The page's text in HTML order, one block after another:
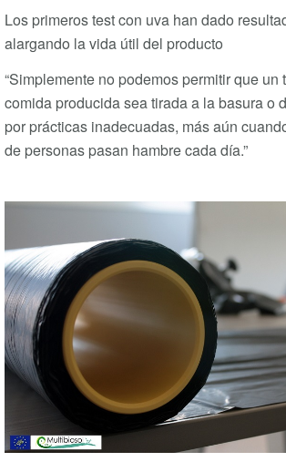
Los primeros test con uva han dado
alargando la vida útil del producto
“Simplemente no podemos permitir que un
comida producida sea tirada a la basura o
por prácticas inadecuadas, más aún
de personas pasan hambre cada día.”